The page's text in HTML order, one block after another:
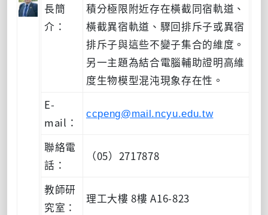
長簡
介：
積分極限附近存在橫截同宿軌道、
橫截異宿軌道、驟回排斥子或異宿
排斥子與這些不變子集合的維度。
另一主題為結合電腦輔助證明高維
度生物模型混沌現象存在性。
E-
mail：
ccpeng@mail.ncyu.edu.tw
聯絡電
話：
（05）2717878
教師研
究室：
理工大樓 8樓 A16-823